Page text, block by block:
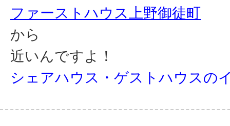
ファーストハウス上野御徒町
から
近いんですよ！
シェアハウス・ゲストハウスの